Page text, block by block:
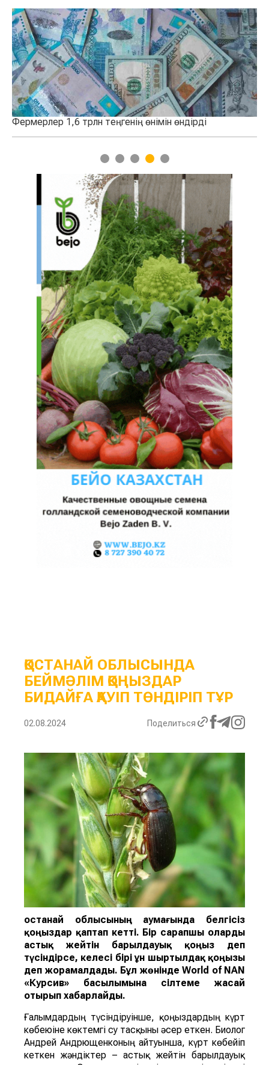
өндірді
Қазақстанда 100 мың тонналық
1 2 3 4 5
ҚОСТАНАЙ ОБЛЫСЫНДА
БЕЙМӘЛІМ ҚОҢЫЗДАР
БИДАЙҒА ҚАУІП ТӨНДІРІП ТҰР
02.08.2024 Поделиться
Қостанай облысының аумағында белгісіз
қоңыздар қаптап кетті. Бір сарапшы оларды
астық жейтін барылдауық қоңыз деп
түсіндірсе, келесі біріұн шыртылдақ қоңызы
деп жорамалдады. Бұл жөнінде World of NAN
«Курсив» басылымына сілтеме жасай
отырып хабарлайды.
Ғалымдардың түсіндіруінше, қоңыздардың күрт
көбеюіне көктемгі су тасқыны әсер еткен. Биолог
Андрей Андрющенконың айтуынша, күрт көбейіп
кеткен жәндіктер – астық жейтін барылдауық